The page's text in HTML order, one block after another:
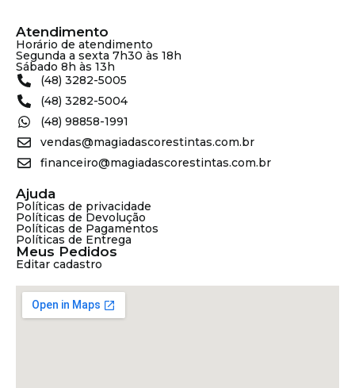
Atendimento
Horário de atendimento
Segunda a sexta 7h30 às 18h
Sábado 8h às 13h
(48) 3282-5005
(48) 3282-5004
(48) 98858-1991
vendas@magiadascorestintas.com.br
financeiro@magiadascorestintas.com.br
Ajuda
Políticas de privacidade
Políticas de Devolução
Políticas de Pagamentos
Políticas de Entrega
Meus Pedidos
Editar cadastro